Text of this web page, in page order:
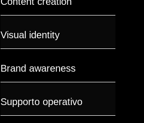
Visual identity
Brand awareness
Supporto operativo